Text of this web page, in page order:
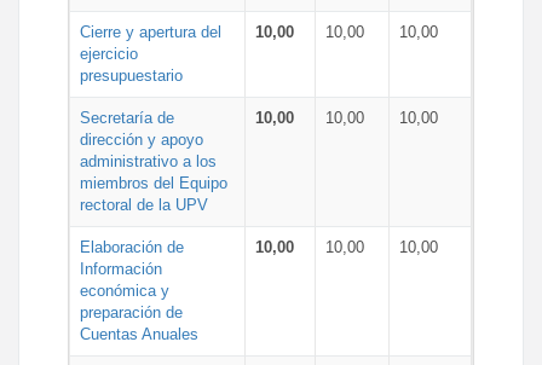
Cierre y apertura del
ejercicio
presupuestario
10,00 10,00 10,00
Secretaría de
dirección y apoyo
administrativo a los
miembros del Equipo
rectoral de la UPV
10,00 10,00 10,00
Elaboración de
Información
económica y
preparación de
Cuentas Anuales
10,00 10,00 10,00